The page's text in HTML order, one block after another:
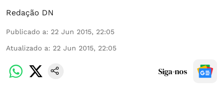
Redação DN
Publicado a: 22 Jun 2015, 22:05
Atualizado a: 22 Jun 2015, 22:05
Siga-nos